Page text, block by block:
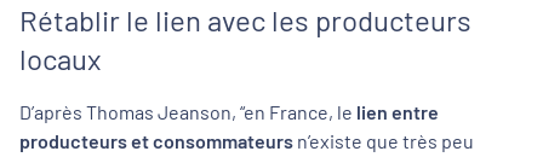
Rétablir le lien avec les producteurs
locaux
D’après Thomas Jeanson, “en France, le lien entre
producteurs et consommateurs n’existe que très peu